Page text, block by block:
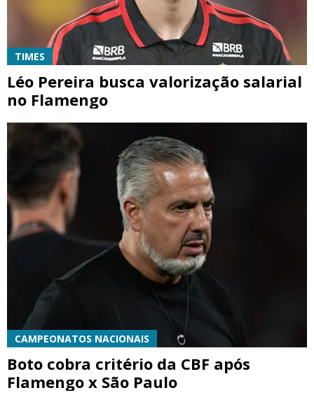
TIMES
Léo Pereira busca valorização salarial
no Flamengo
CAMPEONATOS NACIONAIS
Boto cobra critério da CBF após
Flamengo x São Paulo